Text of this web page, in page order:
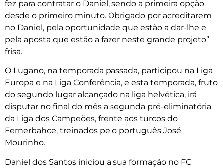
fez para contratar o Daniel, sendo a primeira opção
desde o primeiro minuto. Obrigado por acreditarem
no Daniel, pela oportunidade que estão a dar-lhe e
pela aposta que estão a fazer neste grande projeto”
frisa.
O Lugano, na temporada passada, participou na Liga
Europa e na Liga Conferência, e esta temporada, fruto
do segundo lugar alcançado na liga helvética, irá
disputar no final do mês a segunda pré-eliminatória
da Liga dos Campeões, frente aos turcos do
Fernerbahce, treinados pelo português José
Mourinho.
Daniel dos Santos iniciou a sua formação no FC